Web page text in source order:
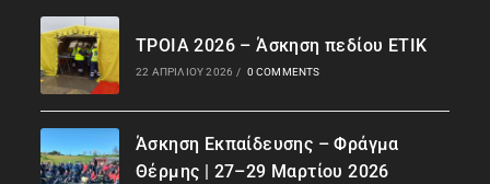
ΤΡΟΙΑ 2026 – Άσκηση πεδίου ΕΤΙΚ
22 ΑΠΡΙΛΊΟΥ 2026 / 0 COMMENTS
Άσκηση Εκπαίδευσης – Φράγμα
Θέρμης | 27–29 Μαρτίου 2026